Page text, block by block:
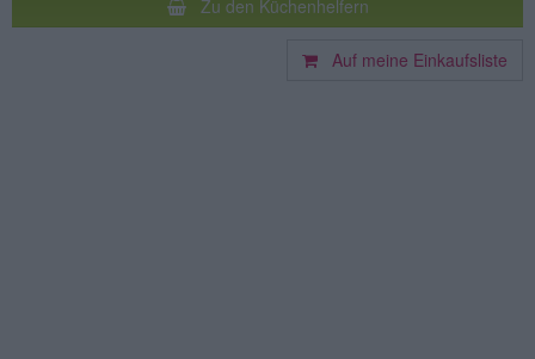
Zu den Küchenhelfern
Auf meine Einkaufsliste